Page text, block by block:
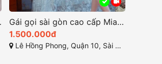
tình
Gái gọi sài gòn cao cấp Mia đẹp hoàn hảo tỏa sáng
1.500.000đ
Lê Hồng Phong, Quận 10, Sài Gòn